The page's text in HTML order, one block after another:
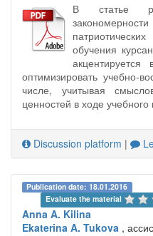
В статье
обучения
оптимизировать учебно-
числе, учитывая
ценностей в ходе учебного
Discussion platform |
Publication date: 18.01.2016
Evaluate the material
Anna A. Kilina
Ekaterina A. Tukova ,